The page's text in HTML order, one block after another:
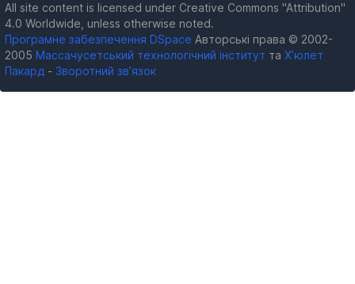
All site content is licensed under Creative Commons "Attribution"
4.0 Worldwide, unless otherwise noted.
Програмне забезпечення DSpace Авторські права © 2002-
2005 Массачусетський технологічний інститут та Х’юлет
Пакард - Зворотний зв’язок